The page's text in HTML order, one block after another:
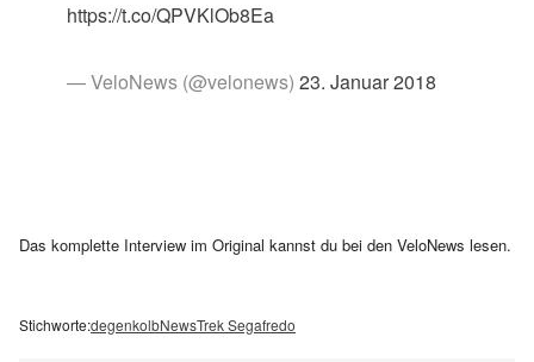
https://t.co/QPVKlOb8Ea
— VeloNews (@velonews) 23. Januar 2018
Das komplette Interview im Original kannst du bei den VeloNews lesen.
Stichworte:degenkolbNewsTrek Segafredo